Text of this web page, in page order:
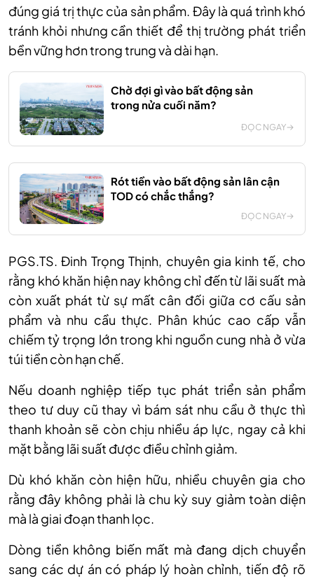
đúng giá trị thực của sản phẩm. Đây là quá trình khó
tránh khỏi nhưng cần thiết để thị trường phát triển
bền vững hơn trong trung và dài hạn.
Chờ đợi gì vào bất động sản
trong nửa cuối năm?
ĐỌC NGAY
Rót tiền vào bất động sản lân cận
TOD có chắc thắng?
ĐỌC NGAY
PGS.TS. Đinh Trọng Thịnh, chuyên gia kinh tế, cho
rằng khó khăn hiện nay không chỉ đến từ lãi suất mà
còn xuất phát từ sự mất cân đối giữa cơ cấu sản
phẩm và nhu cầu thực. Phân khúc cao cấp vẫn
chiếm tỷ trọng lớn trong khi nguồn cung nhà ở vừa
túi tiền còn hạn chế.
Nếu doanh nghiệp tiếp tục phát triển sản phẩm
theo tư duy cũ thay vì bám sát nhu cầu ở thực thì
thanh khoản sẽ còn chịu nhiều áp lực, ngay cả khi
mặt bằng lãi suất được điều chỉnh giảm.
Dù khó khăn còn hiện hữu, nhiều chuyên gia cho
rằng đây không phải là chu kỳ suy giảm toàn diện
mà là giai đoạn thanh lọc.
Dòng tiền không biến mất mà đang dịch chuyển
sang các dự án có pháp lý hoàn chỉnh, tiến độ rõ